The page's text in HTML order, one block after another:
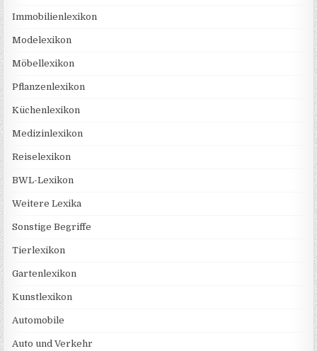
Immobilienlexikon
Modelexikon
Möbellexikon
Pflanzenlexikon
Küchenlexikon
Medizinlexikon
Reiselexikon
BWL-Lexikon
Weitere Lexika
Sonstige Begriffe
Tierlexikon
Gartenlexikon
Kunstlexikon
Automobile
Auto und Verkehr